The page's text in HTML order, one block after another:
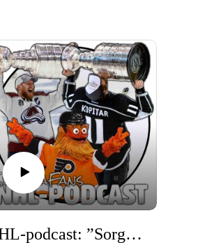
NHL-podcast: ”Sorglig organisation – man skäms”